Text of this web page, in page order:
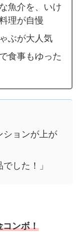
魚介を、いけ
理が自慢
ぶが大人気
食事もゆった
ションが上が
した！」
コンボ！